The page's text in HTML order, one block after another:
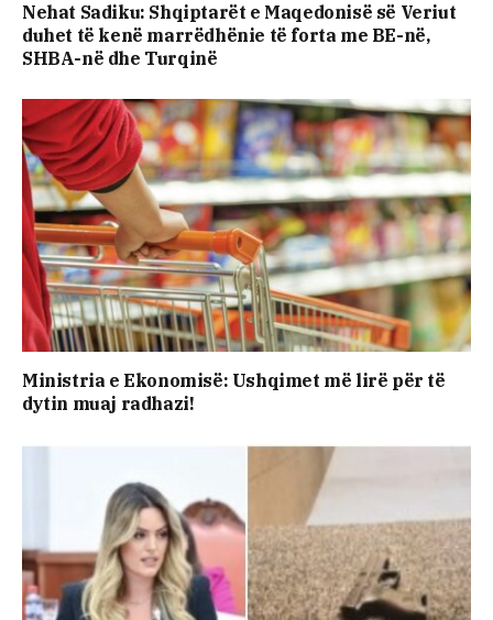
Nehat Sadiku: Shqiptarët e Maqedonisë së Veriut
duhet të kenë marrëdhënie të forta me BE-në,
SHBA-në dhe Turqinë
Ministria e Ekonomisë: Ushqimet më lirë për të
dytin muaj radhazi!